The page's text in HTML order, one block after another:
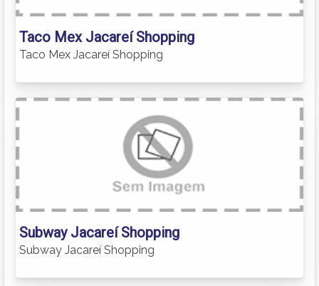
Taco Mex Jacareí Shopping
Taco Mex Jacareí Shopping
Subway Jacareí Shopping
Subway Jacareí Shopping